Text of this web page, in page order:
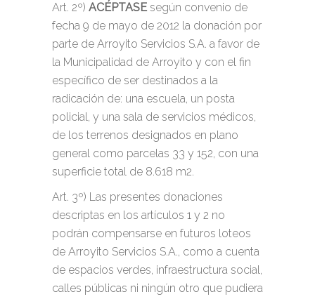
Art. 2º) ACÉPTASE según convenio de
fecha 9 de mayo de 2012 la donación por
parte de Arroyito Servicios S.A. a favor de
la Municipalidad de Arroyito y con el fin
específico de ser destinados a la
radicación de: una escuela, un posta
policial, y una sala de servicios médicos,
de los terrenos designados en plano
general como parcelas 33 y 152, con una
superficie total de 8.618 m2.
Art. 3º) Las presentes donaciones
descriptas en los artículos 1 y 2 no
podrán compensarse en futuros loteos
de Arroyito Servicios S.A., como a cuenta
de espacios verdes, infraestructura social,
calles públicas ni ningún otro que pudiera